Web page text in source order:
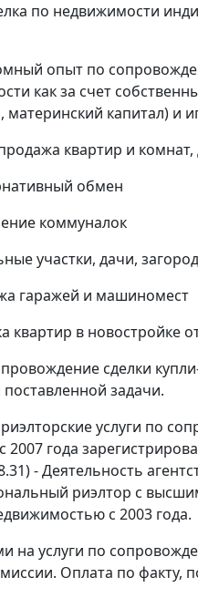
по недвижимости
опыт по
как за счет
капитал) и
квартир и комнат,
обмен
коммуналок
участки, дачи,
гаражей и машиномест
квартир в новостройке
сделки
задачи.
услуги по
2007 года
- Деятельность
риэлтор с
с 2003 года.
на услуги по
Оплата по факту,